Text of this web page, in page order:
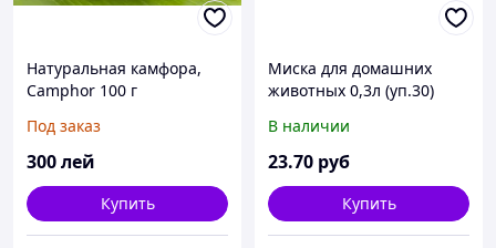
Натуральная камфора,
Camphor 100 г
Под заказ
300лей
Купить
Миска для домашних
животных 0,3л (уп.30)
В наличии
23.70 руб
Купить